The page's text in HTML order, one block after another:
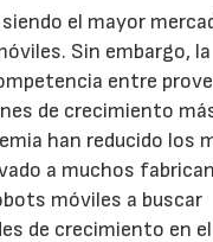
el mayor
Sin embargo, la
entre
de crecimiento
han reducido los
a muchos
móviles a buscar
de crecimiento en el